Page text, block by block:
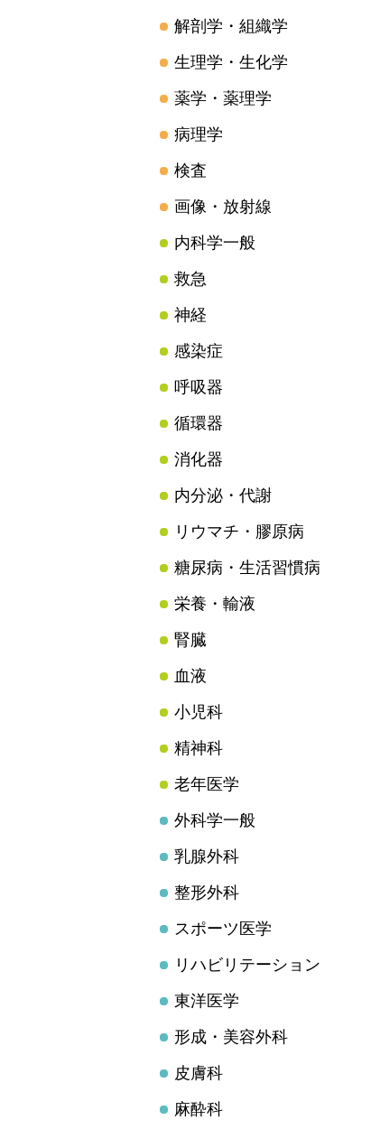
解剖学・組織学
生理学・生化学
薬学・薬理学
病理学
検査
画像・放射線
内科学一般
救急
神経
感染症
呼吸器
循環器
消化器
内分泌・代謝
リウマチ・膠原病
糖尿病・生活習慣病
栄養・輸液
腎臓
血液
小児科
精神科
老年医学
外科学一般
乳腺外科
整形外科
スポーツ医学
リハビリテーション
東洋医学
形成・美容外科
皮膚科
麻酔科